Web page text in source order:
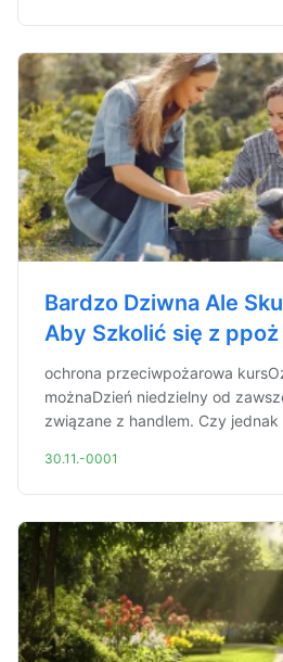
Bardzo Dziwna Ale
Aby Szkolić się z ppoż
ochrona przeciwpożarowa
możnaDzień niedzielny od
związane z handlem. Czy
30.11.-0001